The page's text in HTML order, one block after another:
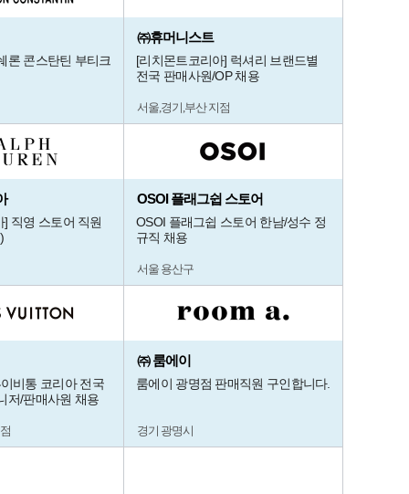
론 콘스탄틴 부티크
㈜휴머니스트
[리치몬트코리아] 럭셔리 브랜드별
전국 판매사원/OP 채용
서울,경기,부산 지점
직영 스토어 직원
OSOI 플래그쉽 스토어
OSOI 플래그쉽 스토어 한남/성수 정
규직 채용
서울 용산구
비통 코리아 전국
저/판매사원 채용
㈜ 룸에이
룸에이 광명점 판매직원 구인합니다.
경기 광명시